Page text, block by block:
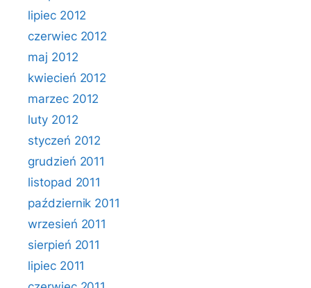
lipiec 2012
czerwiec 2012
maj 2012
kwiecień 2012
marzec 2012
luty 2012
styczeń 2012
grudzień 2011
listopad 2011
październik 2011
wrzesień 2011
sierpień 2011
lipiec 2011